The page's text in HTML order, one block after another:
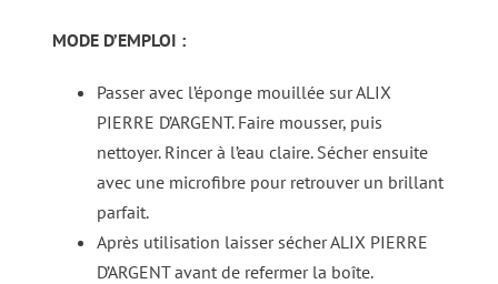
MODE D’EMPLOI :
Passer avec l’éponge mouillée sur ALIX
PIERRE D’ARGENT. Faire mousser, puis
nettoyer. Rincer à l’eau claire. Sécher ensuite
avec une microfibre pour retrouver un brillant
parfait.
Après utilisation laisser sécher ALIX PIERRE
D’ARGENT avant de refermer la boîte.